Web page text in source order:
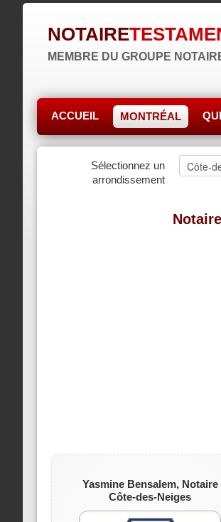
NOTAIRE
MEMBRE DU GROUPE
ACCUEIL MONTRÉAL
Sélectionnez un
arrondissement
Yasmine Bensalem, Notaire
Côte-des-Neiges